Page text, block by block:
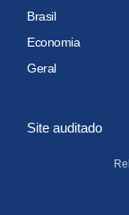
Brasil
Economia
Geral
Site auditado